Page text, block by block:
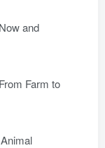
and
Farm to